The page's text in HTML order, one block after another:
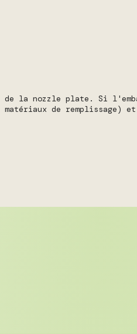
de la nozzle plate. Si
de remplissage)